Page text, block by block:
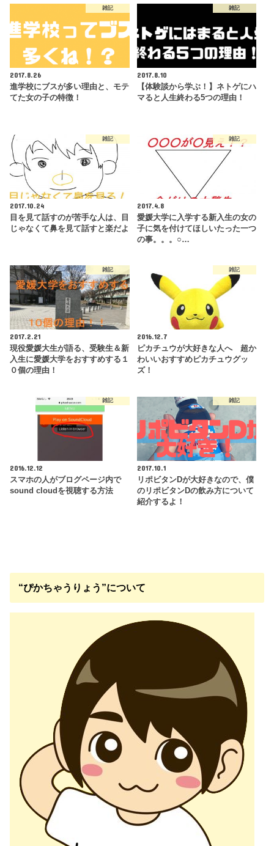
雑記
2017.8.26
進学校にブスが多い理由と、モテ
てた女の子の特徴！
雑記
2017.8.10
【体験談から学ぶ！】ネトゲにハ
マると人生終わる5つの理由！
雑記
2017.10.24
目を見て話すのが苦手な人は、目
じゃなくて鼻を見て話すと楽だよ
雑記
2017.4.8
愛媛大学に入学する新入生の女の
子に気を付けてほしいたった一つ
の事。。。○…
雑記
2017.2.21
現役愛媛大生が語る、受験生＆新
入生に愛媛大学をおすすめする１
０個の理由！
雑記
2016.12.7
ピカチュウが大好きな人へ 超か
わいいおすすめピカチュウグッ
ズ！
雑記
2016.12.12
スマホの人がブログページ内で
sound cloudを視聴する方法
雑記
2017.10.1
リポビタンDが大好きなので、僕
のリポビタンDの飲み方について
紹介するよ！
“ぴかちゃうりょう”について